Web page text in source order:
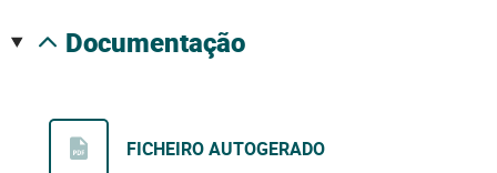
documentação
FICHEIRO AUTOGERADO